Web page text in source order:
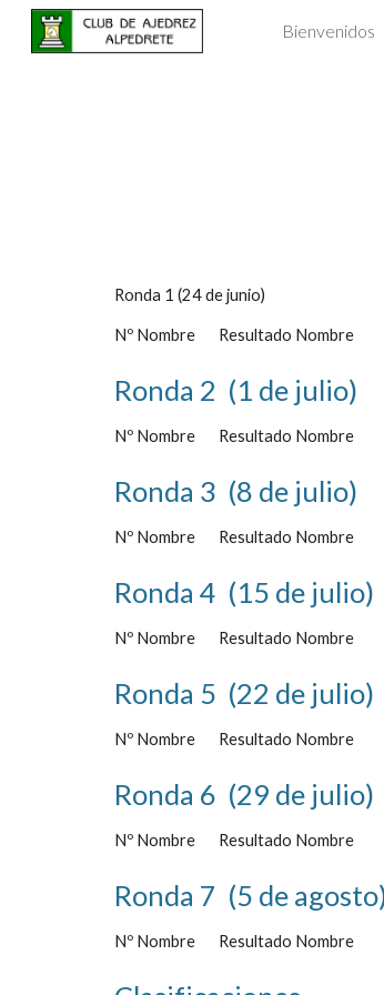
Bienvenidos
Ronda 1 (24 de junio)
Nº Nombre       Resultado Nombre
Ronda 2  (1 de julio)
Nº Nombre       Resultado Nombre
Ronda 3  (8 de julio)
Nº Nombre       Resultado Nombre
Ronda 4  (15 de julio)
Nº Nombre       Resultado Nombre
Ronda 5  (22 de julio)
Nº Nombre       Resultado Nombre
Ronda 6  (29 de julio)
Nº Nombre       Resultado Nombre
Ronda 7  (5 de
Nº Nombre       Resultado Nombre